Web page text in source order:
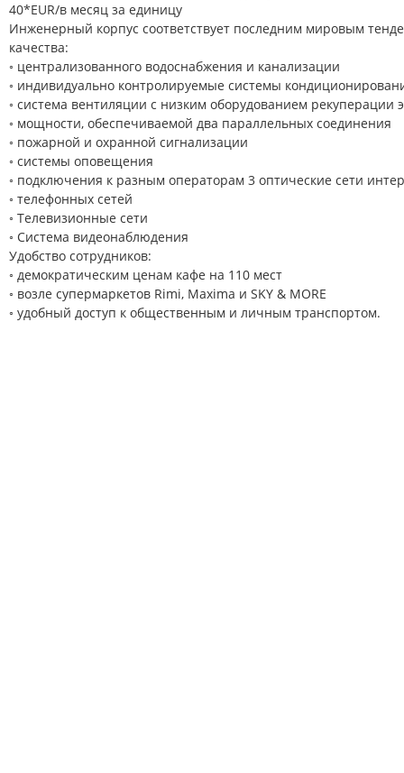
40*EUR/в месяц за единицу
Инженерный корпус соответствует последним мировым
качества:
◦ централизованного водоснабжения и канализации
◦ индивидуально контролируемые системы
◦ система вентиляции с низким оборудованием рекуперации
◦ мощности, обеспечиваемой два параллельных соединения
◦ пожарной и охранной сигнализации
◦ системы оповещения
◦ подключения к разным операторам 3 оптические сети
◦ телефонных сетей
◦ Телевизионные сети
◦ Система видеонаблюдения
Удобство сотрудников:
◦ демократическим ценам кафе на 110 мест
◦ возле супермаркетов Rimi, Maxima и SKY & MORE
◦ удобный доступ к общественным и личным транспортом.